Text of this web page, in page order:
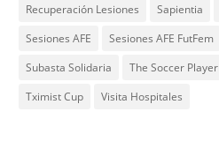
Recuperación Lesiones
Sapientia
Sesiones AFE
Sesiones AFE FutFem
Subasta Solidaria
The Soccer Player
Tximist Cup
Visita Hospitales